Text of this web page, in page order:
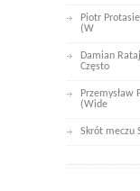
Piotr
(W
Damian
Często
Przemysław
(Wide
Skrót meczu